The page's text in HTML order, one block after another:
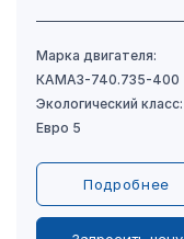
Подробнее